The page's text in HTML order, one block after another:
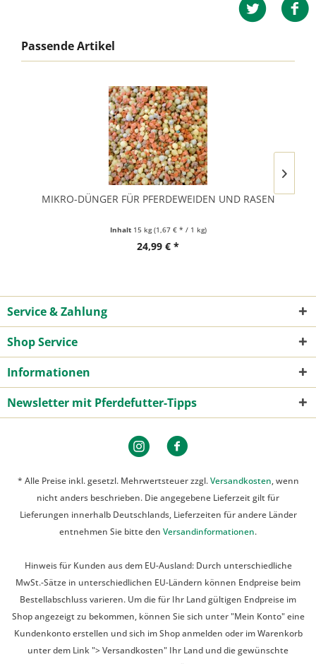
Passende Artikel
MIKRO-DÜNGER FÜR PFERDEWEIDEN UND RASEN
Inhalt 15 kg(1,67 € * / 1 kg)
Weitere Größen erhältlich!
24,99 € *
Service & Zahlung
Shop Service
Informationen
Newsletter mit Pferdefutter-Tipps
* Alle Preise inkl. gesetzl. Mehrwertsteuer zzgl.Versandkosten, wenn
nicht anders beschrieben. Die angegebene Lieferzeit gilt für
Lieferungen innerhalb Deutschlands, Lieferzeiten für andere Länder
entnehmen Sie bitte den Versandinformationen.
Hinweis für Kunden aus dem EU-Ausland: Durch unterschiedliche
MwSt.-Sätze in unterschiedlichen EU-Ländern können Endpreise beim
Bestellabschluss varieren. Um die für Ihr Land gültigen Endpreise im
Shop angezeigt zu bekommen, können Sie sich unter "Mein Konto" eine
Kundenkonto erstellen und sich im Shop anmelden oder im Warenkorb
unter dem Link "> Versandkosten" Ihr Land und die gewünschte